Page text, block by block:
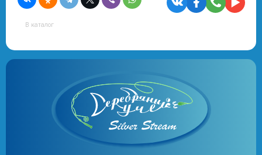
В каталог